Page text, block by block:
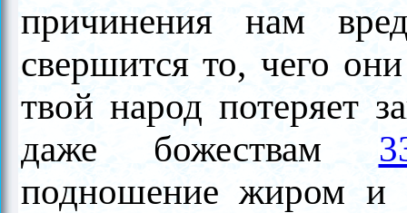
причинения нам
свершится то, чего
твой народ потеряет
даже божествам
подношение жиром и